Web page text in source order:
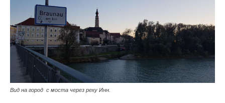
Вид на город с моста через реку Инн.